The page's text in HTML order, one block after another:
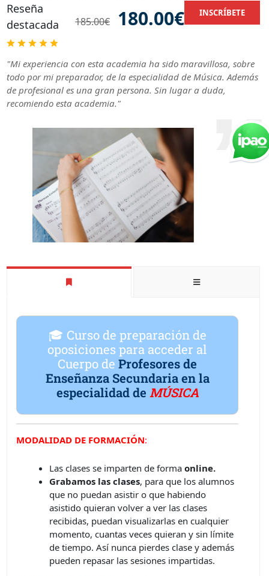
185.00€ 180.00€ INSCRÍBETE
Reseña
destacada
"Mi experiencia con esta academia ha sido maravillosa, sobre
todo por mi preparador, de la especialidad de Música. Además
de profesional es una gran persona. Sin lugar a duda,
recomiendo esta academia."
🎓 Curso de preparación de
oposiciones para acceder al
Cuerpo deProfesores de
Enseñanza Secundaria en la
especialidad de MÚSICA
MODALIDAD DE FORMACIÓN:
Las clases se imparten de formaonline.
Grabamos las clases, para que los alumnos
que no puedan asistir o que habiendo
asistido quieran volver a ver las clases
recibidas, puedan visualizarlas en cualquier
momento, cuantas veces quieran y sin límite
de tiempo. Así nunca pierdes clase y además
pueden repasar las sesiones impartidas.